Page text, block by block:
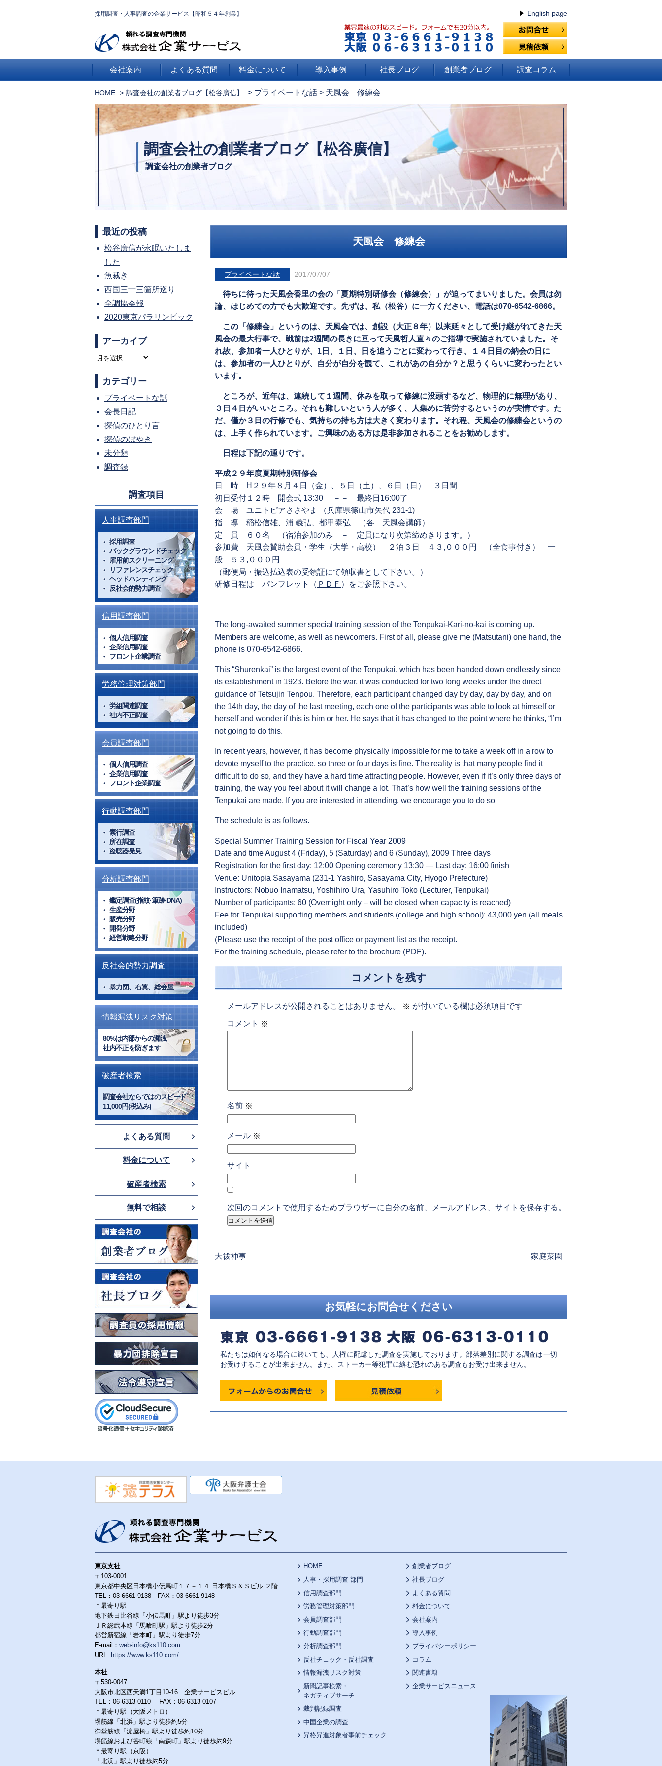
English page
採用調査・人事調査の企業サービス【昭和５４年創業】
会社案内 よくある質問 料金について 導入事例 社長ブログ 創業者ブログ 調査コラム
HOME 調査会社の創業者ブログ【松谷廣信】 > プライベートな話 > 天風会 修練会
調査会社の創業者ブログ【松谷廣信】
調査会社の創業者ブログ
天風会 修練会
プライベートな話 2017/07/07
待ちに待った天風会香里の会の「夏期特別研修会（修練会）」が迫ってまいりました。会員は勿
論、はじめての方でも大歓迎です。先ずは、私（松谷）に一方ください、電話は070-6542-6866。
この「修練会」というのは、天風会では、創設（大正８年）以来延々として受け継がれてきた天
風会の最大行事で、戦前は2週間の長きに亘って天風哲人直々のご指導で実施されていました。そ
れ故、参加者一人ひとりが、1日、１日、日を追うごとに変わって行き、１４日目の納会の日に
は、参加者の一人ひとりが、自分が自分を観て、これがあの自分か？と思うくらいに変わったとい
います。
ところが、近年は、連続して１週間、休みを取って修練に没頭するなど、物理的に無理があり、
３日４日がいいところ。それも難しいという人が多く、人集めに苦労するというのが実情です。た
だ、僅か３日の行修でも、気持ちの持ち方は大きく変わります。それ程、天風会の修練会というの
は、上手く作られています。ご興味のある方は是非参加されることをお勧めします。
日程は下記の通りです。
平成２９年度夏期特別研修会
日 時 H２９年８月４日（金）、５日（土）、６日（日） ３日間
初日受付１２時 開会式 13:30 －－ 最終日16:00了
会 場 ユニトピアささやま （兵庫県篠山市矢代 231-1)
指 導 稲松信雄、浦 義弘、都甲泰弘 （各 天風会講師）
定 員 ６０名 （宿泊参加のみ － 定員になり次第締めきります。）
参加費 天風会賛助会員・学生（大学・高校） ２泊３日 ４３,０００円 （全食事付き） 一
般 ５３,０００円
（郵便局・振込払込表の受領証にて領収書として下さい。）
研修日程は パンフレット（ ＰＤＦ ）をご参照下さい。
The long-awaited summer special training session of the Tenpukai-Kari-no-kai is coming up.
Members are welcome, as well as newcomers. First of all, please give me (Matsutani) one hand, the
phone is 070-6542-6866.
This “Shurenkai” is the largest event of the Tenpukai, which has been handed down endlessly since
its establishment in 1923. Before the war, it was conducted for two long weeks under the direct
guidance of Tetsujin Tenpou. Therefore, each participant changed day by day, day by day, and on
the 14th day, the day of the last meeting, each one of the participants was able to look at himself or
herself and wonder if this is him or her. He says that it has changed to the point where he thinks, “I’m
not going to do this.
In recent years, however, it has become physically impossible for me to take a week off in a row to
devote myself to the practice, so three or four days is fine. The reality is that many people find it
difficult to do so, and they have a hard time attracting people. However, even if it’s only three days of
training, the way you feel about it will change a lot. That’s how well the training sessions of the
Tenpukai are made. If you are interested in attending, we encourage you to do so.
The schedule is as follows.
Special Summer Training Session for Fiscal Year 2009
Date and time August 4 (Friday), 5 (Saturday) and 6 (Sunday), 2009 Three days
Registration for the first day: 12:00 Opening ceremony 13:30 — Last day: 16:00 finish
Venue: Unitopia Sasayama (231-1 Yashiro, Sasayama City, Hyogo Prefecture)
Instructors: Nobuo Inamatsu, Yoshihiro Ura, Yasuhiro Toko (Lecturer, Tenpukai)
Number of participants: 60 (Overnight only – will be closed when capacity is reached)
Fee for Tenpukai supporting members and students (college and high school): 43,000 yen (all meals
included)
(Please use the receipt of the post office or payment list as the receipt.
For the training schedule, please refer to the brochure (PDF).
コメントを残す
メールアドレスが公開されることはありません。 ※ が付いている欄は必須項目です
コメント ※
名前 ※
メール ※
サイト
次回のコメントで使用するためブラウザーに自分の名前、メールアドレス、サイトを保存する。
Previous
大祓神事 Next
家庭菜園
お気軽にお問合せください
私たちは如何なる場合に於いても、人権に配慮した調査を実施しております。部落差別に関する調査は一切
お受けすることが出来ません。また、ストーカー等犯罪に絡む恐れのある調査もお受け出来ません。
最近の投稿
松谷廣信が永眠いたしま
した
魚裁き
西国三十三箇所巡り
全調協会報
2020東京パラリンピック
アーカイブ
ア
イ
ブ
カテゴリー
プライベートな話
会長日記
探偵のひとり言
探偵のぼやき
未分類
調査録
調査項目
人事調査部門
採用調査
バックグラウンドチェック
雇用前スクリーニング
リファレンスチェック
ヘッドハンティング
反社会的勢力調査
信用調査部門
個人信用調査
企業信用調査
フロント企業調査
労務管理対策部門
労組関連調査
社内不正調査
会員調査部門
個人信用調査
企業信用調査
フロント企業調査
行動調査部門
素行調査
所在調査
盗聴器発見
分析調査部門
鑑定調査(指紋·筆跡·DNA)
生産分野
販売分野
開発分野
経営戦略分野
反社会的勢力調査
暴力団、右翼、総会屋
情報漏洩リスク対策
80%は内部からの漏洩
社内不正を防ぎます
破産者検索
調査会社ならではのスピード
11,000円(税込み)
よくある質問
料金について
破産者検索
無料で相談
東京支社
〒103-0001
東京都中央区日本橋小伝馬町１７－１４ 日本橋Ｓ＆Ｓビル ２階
TEL：03-6661-9138 FAX：03-6661-9148
＊最寄り駅
地下鉄日比谷線「小伝馬町」駅より徒歩3分
ＪＲ総武本線「馬喰町駅」駅より徒歩2分
都営新宿線「岩本町」駅より徒歩7分
E-mail： web-info@ks110.com
URL: https://www.ks110.com/
本社
〒530-0047
大阪市北区西天満1丁目10-16 企業サービスビル
TEL：06-6313-0110 FAX：06-6313-0107
＊最寄り駅（大阪メトロ）
堺筋線「北浜」駅より徒歩約5分
御堂筋線「淀屋橋」駅より徒歩約10分
堺筋線および谷町線「南森町」駅より徒歩約9分
＊最寄り駅（京阪）
「北浜」駅より徒歩約5分
HOME
人事・採用調査 部門
信用調査部門
労務管理対策部門
会員調査部門
行動調査部門
分析調査部門
反社チェック・反社調査
情報漏洩リスク対策
新聞記事検索・
ネガティブサーチ
裁判記録調査
中国企業の調査
昇格昇進対象者事前チェック
創業者ブログ
社長ブログ
よくある質問
料金について
会社案内
導入事例
プライバシーポリシー
コラム
関連書籍
企業サービスニュース